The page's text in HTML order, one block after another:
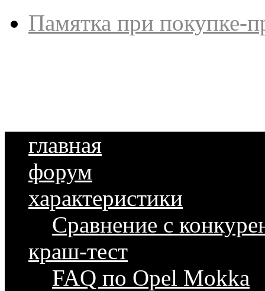
Памятка при покупке-
главная
форум
характеристики
Сравнение с
краш-тест
FAQ по Opel Mokka